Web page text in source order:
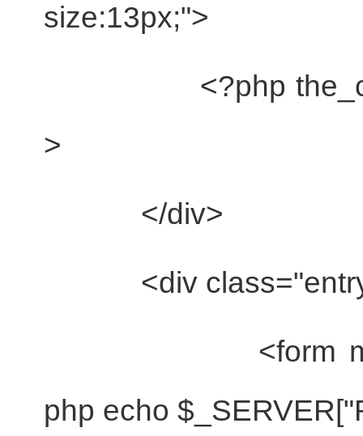
size:13px;">
<?php
>
</div>
<div class=
<form
php echo $_SERVER["